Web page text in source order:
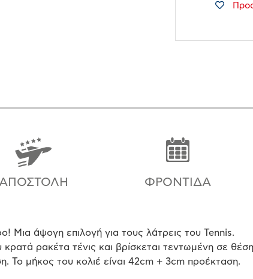
ΦΡΟΝΤΊΔΑ
Μια άψογη επιλογή για τους λάτρεις του Tennis.
κρατά ρακέτα τένις και βρίσκεται τεντωμένη σε θέση
Το μήκος του κολιέ είναι 42cm + 3cm προέκταση.